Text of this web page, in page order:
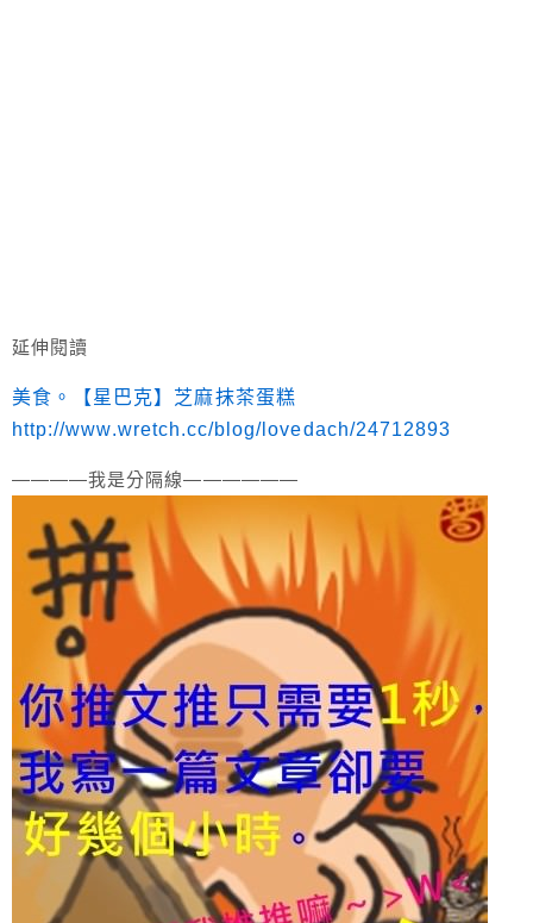
延伸閱讀
美食。【星巴克】芝麻抹茶蛋糕
http://www.wretch.cc/blog/lovedach/24712893
————我是分隔線——————